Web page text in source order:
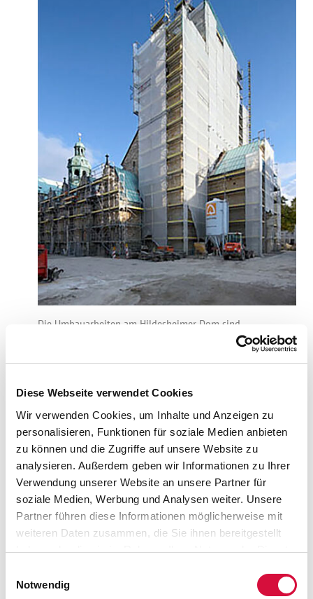
Diese Webseite verwendet Cookies
Wir verwenden Cookies, um Inhalte und Anzeigen zu
personalisieren, Funktionen für soziale Medien anbieten
zu können und die Zugriffe auf unsere Website zu
analysieren. Außerdem geben wir Informationen zu Ihrer
Verwendung unserer Website an unsere Partner für
soziale Medien, Werbung und Analysen weiter. Unsere
Partner führen diese Informationen möglicherweise mit
weiteren Daten zusammen, die Sie ihnen bereitgestellt
haben oder die sie im Rahmen Ihrer Nutzung der Dienste
Cookies, wenn Sie unsere Webseite weiterhin nutzen.
Notwendig
Die Umbauarbeiten am Hildesheimer Dom sind
Unterstützung der
Domsanierung durch das
Bonifatiuswerk
Die Bauhilfe des Bonifatiuswerks
hat für das momentan
größte kirchliche Sanierungsvorhaben in Deutschland, die
Sanierung des Hildesheimer Doms, in den Jahren 2009 bis
2013 eine Fördersumme von insgesamt 530.000 Euro
2010 und 100.000 Euro im Jahr 2009).